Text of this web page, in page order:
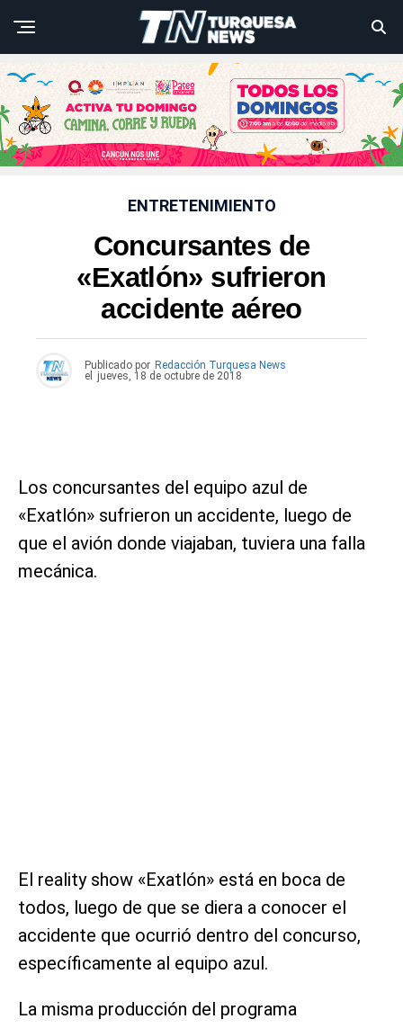
ENTRETENIMIENTO
Concursantes de
«Exatlón» sufrieron
accidente aéreo
Publicado por Redacción Turquesa News
el
jueves, 18 de octubre de 2018
Los concursantes del equipo azul de
«Exatlón» sufrieron un accidente, luego de
que el avión donde viajaban, tuviera una falla
mecánica.
El reality show «Exatlón» está en boca de
todos, luego de que se diera a conocer el
accidente que ocurrió dentro del concurso,
específicamente al equipo azul.
La misma producción del programa